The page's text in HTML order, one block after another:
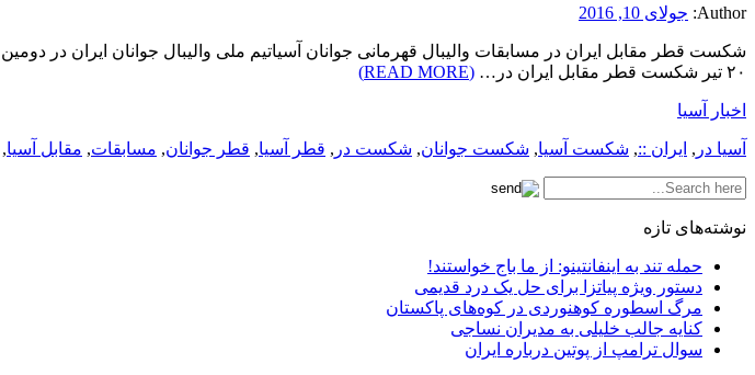
Author: جولای 10, 2016
۲۰ تیر شکست قطر مقابل ایران در…
(READ MORE)
اخبار آسیا
آسیا در , ایران ::, شکست آسیا, شکست جوانان, شکست در , قطر آسیا, قطر جوانان, مسابقات, مقابل آسیا,
نوشته‌های تازه
حمله تند به اینفانتینو: از ما باج خواستند!
دستور ویژه پیاتزا برای حل یک درد قدیمی
مرگ اسطوره کوهنوردی در کوه‌های پاکستان
کنایه جالب خلیلی به مدیران نساجی
سوال ترامپ از پوتین درباره ایران